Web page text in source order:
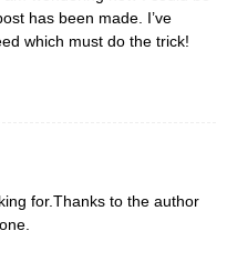
has been made. I’ve
which must do the trick!
for.Thanks to the author